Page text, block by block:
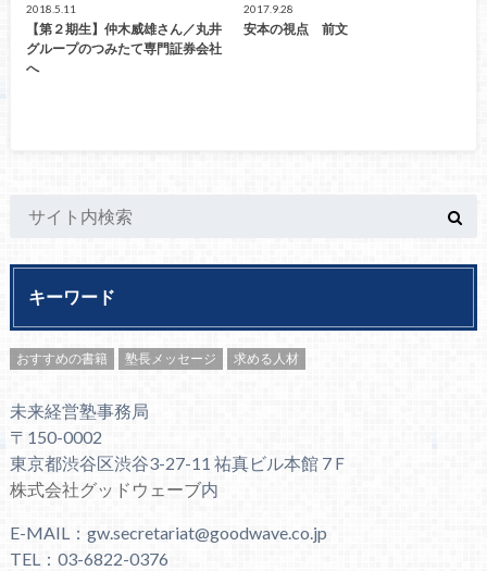
2018.5.11
【第２期生】仲木威雄さん／丸井
グループのつみたて専門証券会社
へ
2017.9.28
安本の視点 前文
キーワード
おすすめの書籍 塾長メッセージ 求める人材
未来経営塾事務局
〒150-0002
東京都渋谷区渋谷3-27-11 祐真ビル本館 7Ｆ
株式会社グッドウェーブ内
E-MAIL：gw.secretariat@goodwave.co.jp
TEL：03-6822-0376